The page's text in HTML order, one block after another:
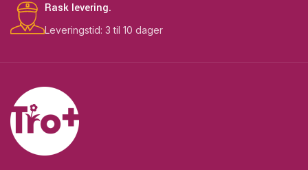
Rask levering.
Leveringstid: 3 til 10 dager